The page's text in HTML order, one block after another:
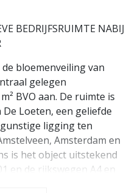
BEDRIJFSRUIMTE NABIJ
bloemenveiling van
gelegen
BVO aan. De ruimte is
Loeten, een geliefde
ligging ten
Amsterdam en
is het object uitstekend
en de rijkswegen A4 en